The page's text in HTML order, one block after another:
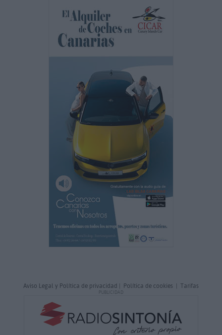
Aviso Legal y Política de privacidad | Política de cookies | Tarifas
PUBLICIDAD